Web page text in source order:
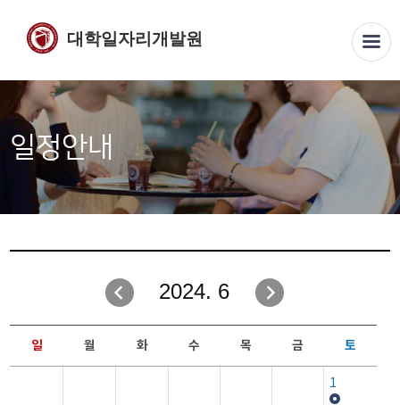
대학일자리개발원
일정안내
2024. 6
일 월 화 수 목 금 토
1